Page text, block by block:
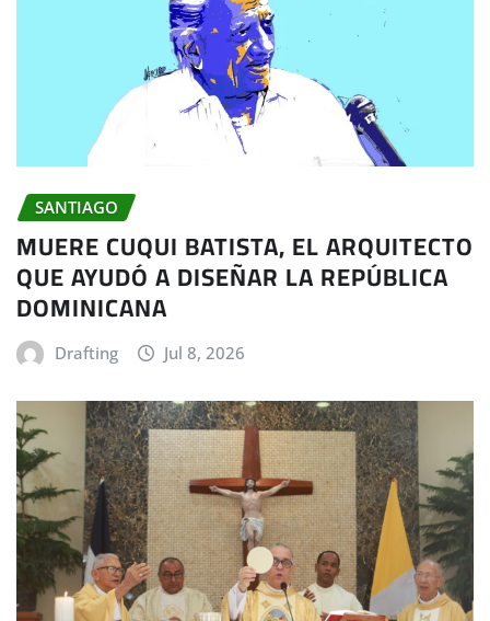
SANTIAGO
MUERE CUQUI BATISTA, EL ARQUITECTO
QUE AYUDÓ A DISEÑAR LA REPÚBLICA
DOMINICANA
Drafting Jul 8, 2026